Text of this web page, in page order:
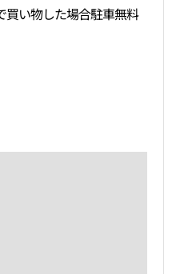
買い物した場合駐車無料